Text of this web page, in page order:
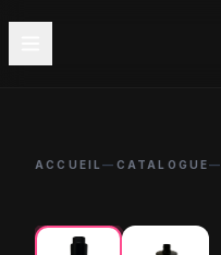
ACCUEIL— CATALOGUE—